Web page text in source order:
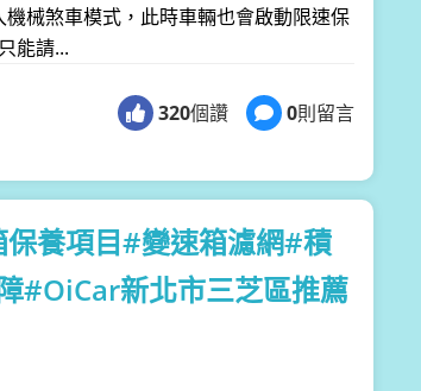
械煞車模式，此時車輛也會啟動限速保
能請...
320個讚 0則留言
養項目#變速箱濾網#積
#OiCar新北市三芝區推薦